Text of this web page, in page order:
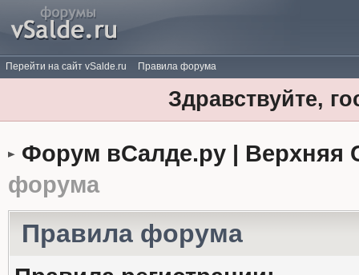
Перейти на сайт vSalde.ru Правила форума
Здравствуйте,
Форум вСалде.ру | Верхняя
форума
Правила форума